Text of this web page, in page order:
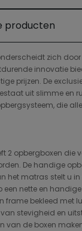
producten
zich
innovatie
prijzen. De
uit slimme en
die
2 opbergboxen die
De handige
het matras stelt u
een nette en
frame bekleed met
stevigheid en
van de boxen